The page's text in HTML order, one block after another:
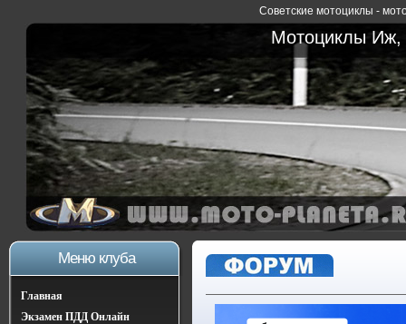
Советские мотоциклы -
Мотоциклы Иж,
Меню клуба
Главная
Экзамен ПДД Онлайн